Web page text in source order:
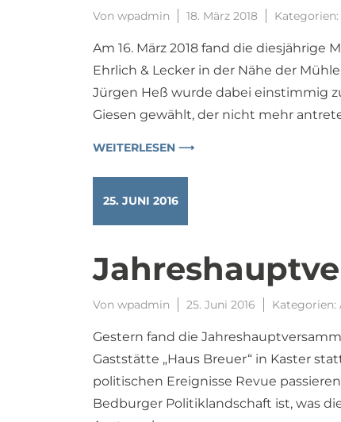
Von wpadmin 18. März 2018 Kategorien:
Am 16. März 2018 fand die
Ehrlich & Lecker in der Nähe der
Jürgen Heß wurde dabei einstimmig
Giesen gewählt, der nicht mehr
WEITERLESEN ⟶
25. JUNI 2016
Von wpadmin 25. Juni 2016 Kategorien:
Gestern fand die
Gaststätte „Haus Breuer“ in Kaster
politischen Ereignisse Revue
Bedburger Politiklandschaft ist, was